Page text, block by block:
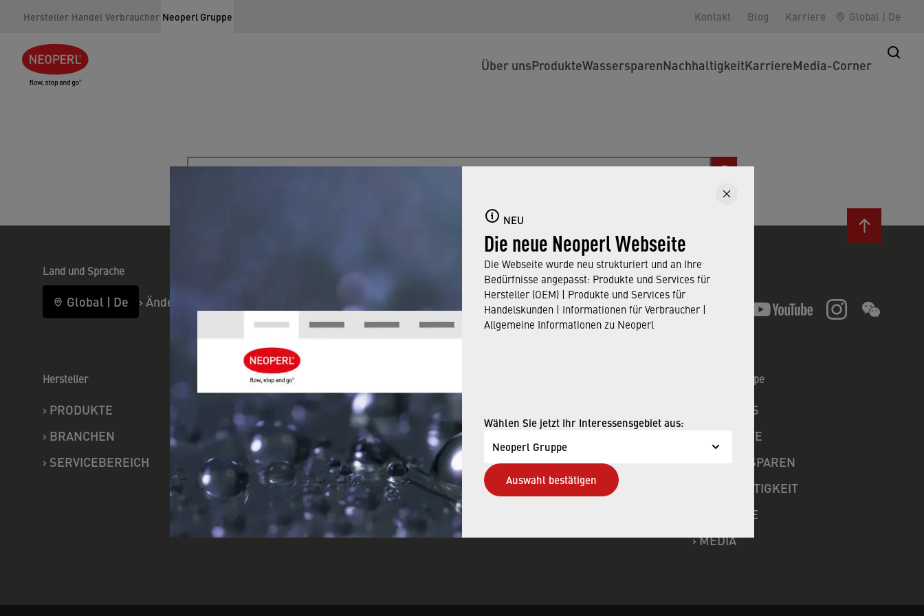
Hersteller Handel Verbraucher Neoperl Gruppe Kontakt Blog Karriere Global | De
Über unsProdukteWassersparenNachhaltigkeitKarriereMedia-Corner
NEU
Die neue Neoperl Webseite
Die Webseite wurde neu strukturiert und an Ihre
Bedürfnisse angepasst: Produkte und Services für
Hersteller (OEM) | Produkte und Services für
Handelskunden | Informationen für Verbraucher |
Allgemeine Informationen zu Neoperl
Wählen Sie jetzt Ihr Interessensgebiet aus:
Neoperl Gruppe
Auswahl bestätigen
Suche
Land und Sprache
Global | De › Ändern
Folgen Sie uns
Hersteller
› PRODUKTE
› BRANCHEN
› SERVICEBEREICH
Handel
› PRODUKTE
›SERVICEBEREICH
Neoperl Gruppe
ÜBER UNS
PRODUKTE
WASSERSPAREN
NACHHALTIGKEIT
KARRIERE
›MEDIA